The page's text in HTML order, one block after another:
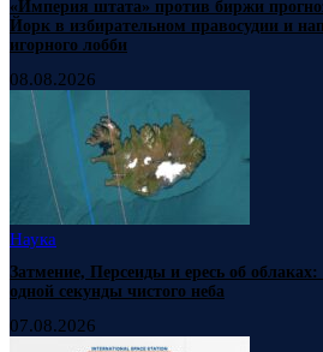
«Империя штата» против биржи
Йорк в избирательном правосудии и
игорного лобби
08.08.2026
Наука
Затмение, Персеиды и ересь об
одной секунды чистого неба
07.08.2026